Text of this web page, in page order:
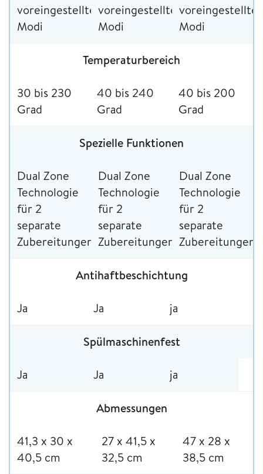
voreingestellte
Modi
voreingestellte
Modi
voreingestellte
Modi
Temperaturbereich
30 bis 230
Grad
40 bis 240
Grad
40 bis 200
Grad
Spezielle Funktionen
Dual Zone
Technologie
für 2
separate
Zubereitungen
Dual Zone
Technologie
für 2
separate
Zubereitungen
Dual Zone
Technologie
für 2
separate
Zubereitungen
Antihaftbeschichtung
Ja Ja ja
Spülmaschinenfest
Ja Ja ja
Abmessungen
41,3 x 30 x
40,5 cm
‎27 x 41,5 x
32,5 cm
‎47 x 28 x
38,5 cm